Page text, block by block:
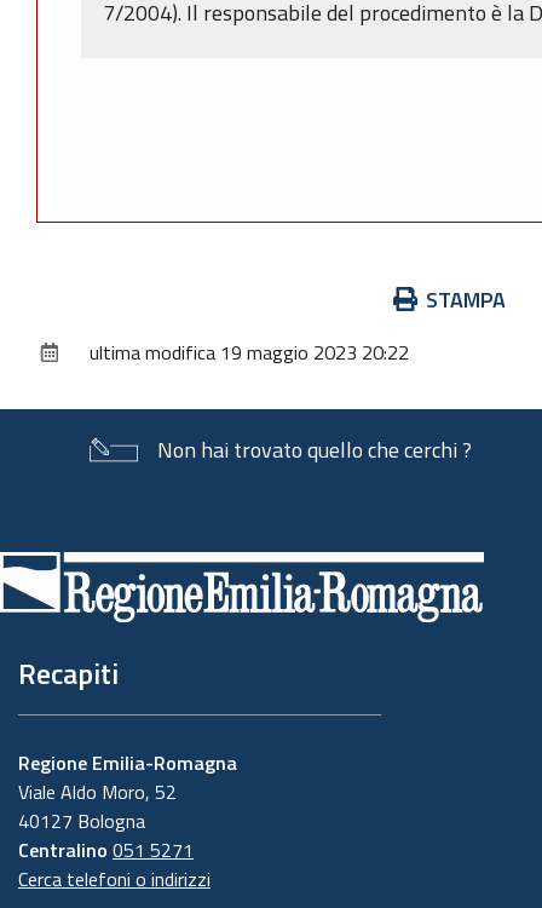
7/2004). Il responsabile del procedimento è la
documento
STAMPA
ultima modifica 19 maggio 2023 20:22
Non hai trovato quello che cerchi ?
di
pagina
Recapiti
Regione Emilia-Romagna
Viale Aldo Moro, 52
40127 Bologna
Centralino 051 5271
Cerca telefoni o indirizzi